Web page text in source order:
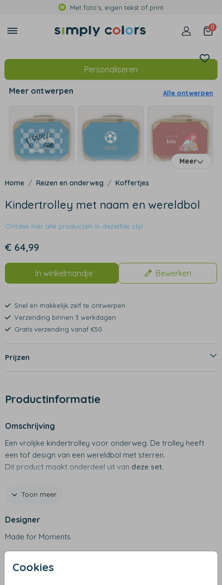
Met foto's, eigen tekst of print
0
Cookies
Personaliseren
Meer ontwerpen Alle ontwerpen
Meer
Reizen en onderweg Koffertjes
Kindertrolley met naam en wereldbol
Ontdek hier alle producten in dezelfde stijl
€ 64,99
In winkelmandje Bewerken
Snel en makkelijk zelf te ontwerpen
Verzending binnen 3 werkdagen
Gratis verzending vanaf €50
Prijzen
Productinformatie
Omschrijving
Een vrolijke kindertrolley voor onderweg. De trolley heeft
een tof design van een wereldbol met sterren.
Dit product maakt onderdeel uit van deze set.
- Merk: Bulbby
- Gewicht: ca. 1,84 kg
- 600 D materiaal
buitenvakje met rits
Toon meer
Designer
Made for Moments